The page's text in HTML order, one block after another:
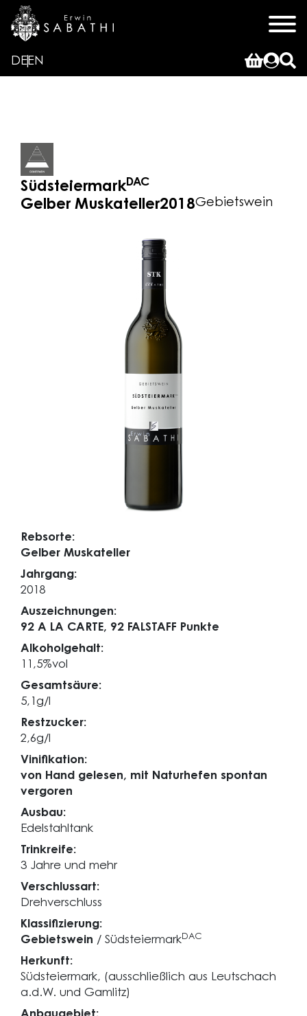
DEEN
SüdsteiermarkDAC
Gelber Muskateller2018Gebietswein
Rebsorte:
Gelber Muskateller
Jahrgang:
2018
Auszeichnungen:
92 A LA CARTE, 92 FALSTAFF Punkte
Alkoholgehalt:
11,5%vol
Gesamtsäure:
5,1g/l
Restzucker:
2,6g/l
Vinifikation:
von Hand gelesen, mit Naturhefen spontan
vergoren
Ausbau:
Edelstahltank
Trinkreife:
3 Jahre und mehr
Verschlussart:
Drehverschluss
Klassifizierung:
Gebietswein / SüdsteiermarkDAC
Herkunft:
Südsteiermark, (ausschließlich aus Leutschach
a.d.W. und Gamlitz)